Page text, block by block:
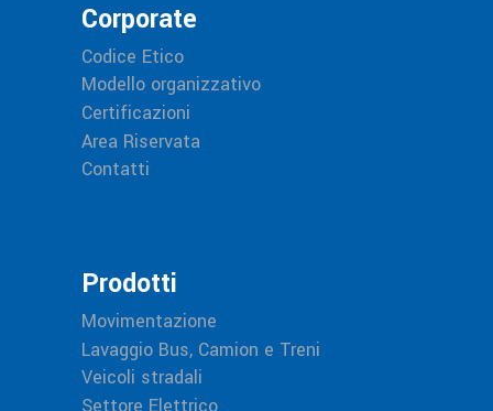
Corporate
Codice Etico
Modello organizzativo
Certificazioni
Area Riservata
Contatti
Prodotti
Movimentazione
Lavaggio Bus, Camion e Treni
Veicoli stradali